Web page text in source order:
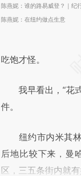
陈燕妮：谁的路易威登？｜纪
陈燕妮：在纽约做点生意
吃饱才怪。
我早看出，“花式
件。
纽约市内米其林
后地比较下来，曼
区，三五条街内就有